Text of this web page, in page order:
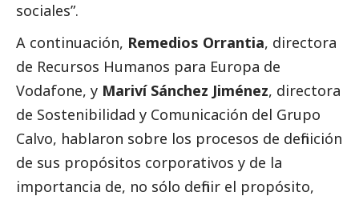
sociales”.
A continuación, Remedios Orrantia, directora
de Recursos Humanos para Europa de
Vodafone, y Mariví Sánchez Jiménez, directora
de Sostenibilidad y Comunicación del Grupo
Calvo, hablaron sobre los procesos de definición
de sus propósitos corporativos y de la
importancia de, no sólo definir el propósito,